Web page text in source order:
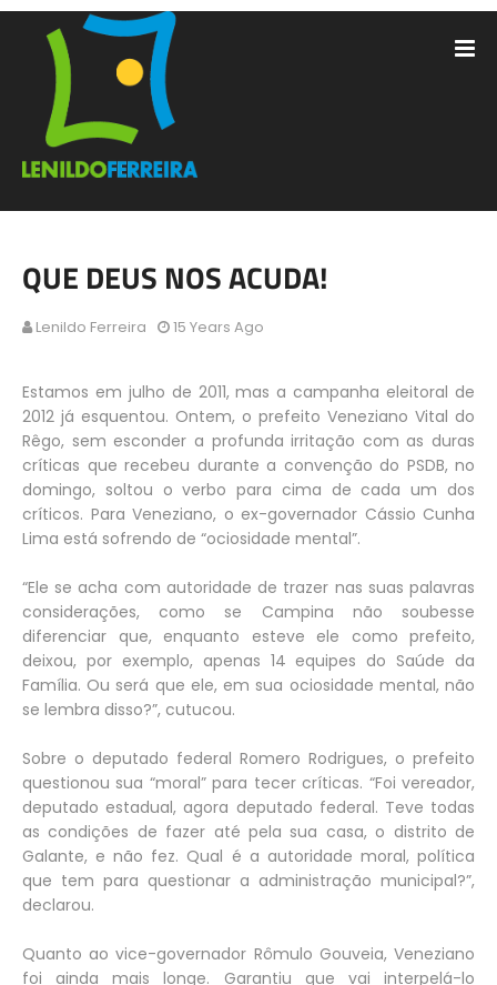
QUE DEUS NOS ACUDA!
Lenildo Ferreira 15 Years Ago
Estamos em julho de 2011, mas a campanha eleitoral de
2012 já esquentou. Ontem, o prefeito Veneziano Vital do
Rêgo, sem esconder a profunda irritação com as duras
críticas que recebeu durante a convenção do PSDB, no
domingo, soltou o verbo para cima de cada um dos
críticos. Para Veneziano, o ex-governador Cássio Cunha
Lima está sofrendo de “ociosidade mental”.
“Ele se acha com autoridade de trazer nas suas palavras
considerações, como se Campina não soubesse
diferenciar que, enquanto esteve ele como prefeito,
deixou, por exemplo, apenas 14 equipes do Saúde da
Família. Ou será que ele, em sua ociosidade mental, não
se lembra disso?”, cutucou.
Sobre o deputado federal Romero Rodrigues, o prefeito
questionou sua “moral” para tecer críticas. “Foi vereador,
deputado estadual, agora deputado federal. Teve todas
as condições de fazer até pela sua casa, o distrito de
Galante, e não fez. Qual é a autoridade moral, política
que tem para questionar a administração municipal?”,
declarou.
Quanto ao vice-governador Rômulo Gouveia, Veneziano
foi ainda mais longe. Garantiu que vai interpelá-lo